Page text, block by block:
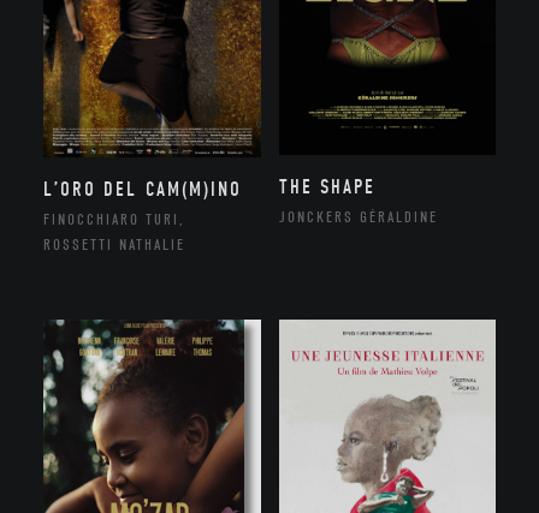
L’ORO DEL CAM(M)INO
FINOCCHIARO TURI,
ROSSETTI NATHALIE
THE SHAPE
JONCKERS GÉRALDINE